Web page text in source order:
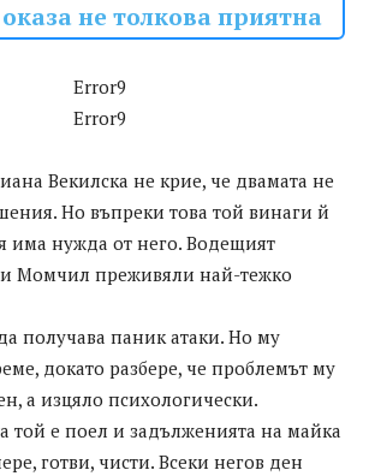
не толкова приятна
Error9
Error9
Векилска не крие, че двамата не
Но въпреки това той винаги й
има нужда от него. Водещият
и Момчил преживяли най-тежко
получава паник атаки. Но му
докато разбере, че проблемът му
а изцяло психологически.
той е поел и задълженията на майка
готви, чисти. Всеки негов ден